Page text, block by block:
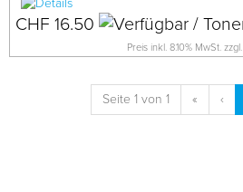
CHF 16.50
Preis inkl. 8.10% MwSt. zzgl.
Seite 1 von 1 « ‹